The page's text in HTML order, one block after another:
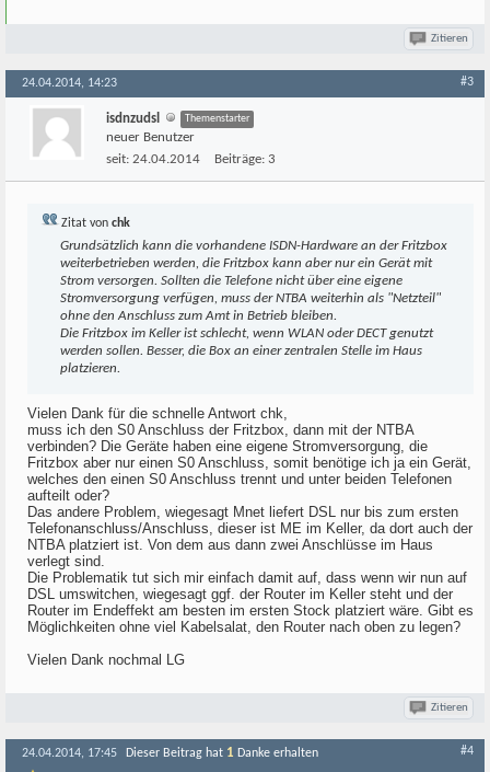
Zitieren
24.04.2014, 14:23 #3
isdnzudsl Themenstarter
neuer Benutzer
seit: 24.04.2014 Beiträge: 3
Zitat von chk
Grundsätzlich kann die vorhandene ISDN-Hardware an der Fritzbox
weiterbetrieben werden, die Fritzbox kann aber nur ein Gerät mit
Strom versorgen. Sollten die Telefone nicht über eine eigene
Stromversorgung verfügen, muss der NTBA weiterhin als "Netzteil"
ohne den Anschluss zum Amt in Betrieb bleiben.
Die Fritzbox im Keller ist schlecht, wenn WLAN oder DECT genutzt
werden sollen. Besser, die Box an einer zentralen Stelle im Haus
platzieren.
Vielen Dank für die schnelle Antwort chk,
muss ich den S0 Anschluss der Fritzbox, dann mit der NTBA
verbinden? Die Geräte haben eine eigene Stromversorgung, die
Fritzbox aber nur einen S0 Anschluss, somit benötige ich ja ein Gerät,
welches den einen S0 Anschluss trennt und unter beiden Telefonen
aufteilt oder?
Das andere Problem, wiegesagt Mnet liefert DSL nur bis zum ersten
Telefonanschluss/Anschluss, dieser ist ME im Keller, da dort auch der
NTBA platziert ist. Von dem aus dann zwei Anschlüsse im Haus
verlegt sind.
Die Problematik tut sich mir einfach damit auf, dass wenn wir nun auf
DSL umswitchen, wiegesagt ggf. der Router im Keller steht und der
Router im Endeffekt am besten im ersten Stock platziert wäre. Gibt es
Möglichkeiten ohne viel Kabelsalat, den Router nach oben zu legen?
Vielen Dank nochmal LG
Zitieren
24.04.2014, 17:45 Dieser Beitrag hat 1 Danke erhalten
#4